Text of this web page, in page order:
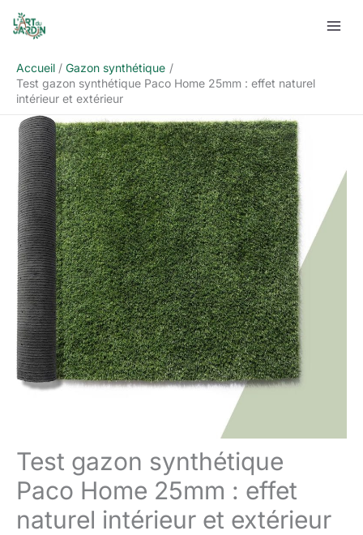
Aller
Accueil
Gazon synthétique
Test gazon synthétique Paco Home 25mm : effet naturel
intérieur et extérieur
Test gazon synthétique
Paco Home 25mm : effet
naturel intérieur et extérieur
Rechercher